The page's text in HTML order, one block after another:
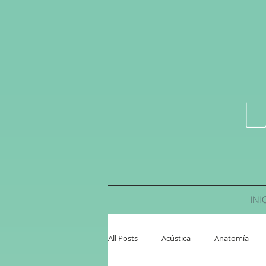
All Posts Acústica Anatomía